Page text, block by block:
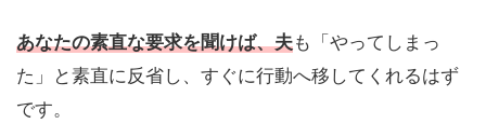
あなたの素直な要求を聞けば、夫も「やってしまっ
た」と素直に反省し、すぐに行動へ移してくれるはず
です。